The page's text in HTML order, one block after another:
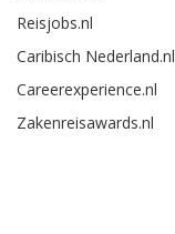
Reisjobs.nl
Caribisch Nederland.nl
Careerexperience.nl
Zakenreisawards.nl